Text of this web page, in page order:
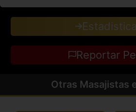
Reportar
Otras Masajistas